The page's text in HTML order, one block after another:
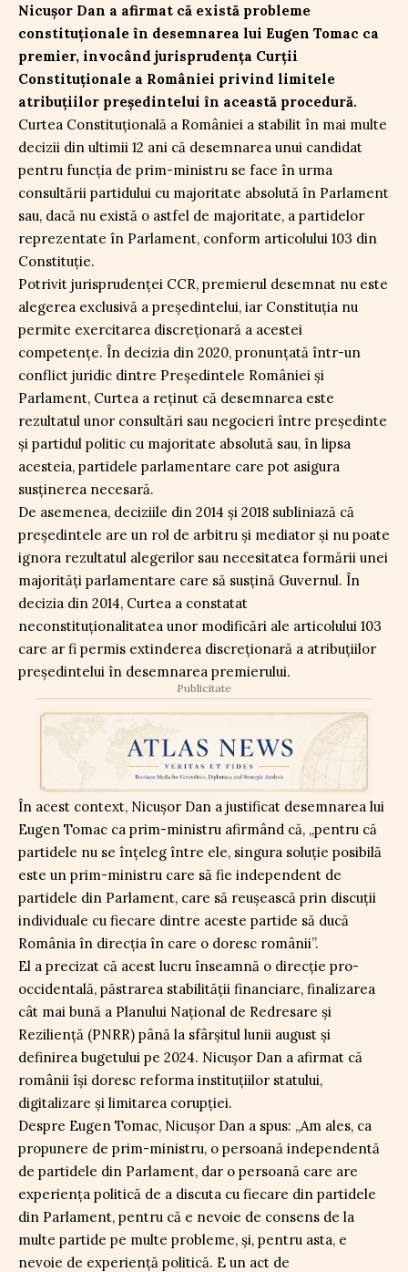
Nicușor Dan a afirmat că există probleme
constituționale în desemnarea lui Eugen Tomac ca
premier, invocând jurisprudența Curții
Constituționale a României privind limitele
atribuțiilor președintelui în această procedură.
Curtea Constituțională a României a stabilit în mai multe
decizii din ultimii 12 ani că desemnarea unui candidat
pentru funcția de prim-ministru se face în urma
consultării partidului cu majoritate absolută în Parlament
sau, dacă nu există o astfel de majoritate, a partidelor
reprezentate în Parlament, conform articolului 103 din
Constituție.
Potrivit jurisprudenței CCR, premierul desemnat nu este
alegerea exclusivă a președintelui, iar Constituția nu
permite exercitarea discreționară a acestei
competențe. În decizia din 2020, pronunțată într-un
conflict juridic dintre Președintele României și
Parlament, Curtea a reținut că desemnarea este
rezultatul unor consultări sau negocieri între președinte
și partidul politic cu majoritate absolută sau, în lipsa
acesteia, partidele parlamentare care pot asigura
susținerea necesară.
De asemenea, deciziile din 2014 și 2018 subliniază că
președintele are un rol de arbitru și mediator și nu poate
ignora rezultatul alegerilor sau necesitatea formării unei
majorități parlamentare care să susțină Guvernul. În
decizia din 2014, Curtea a constatat
neconstituționalitatea unor modificări ale articolului 103
care ar fi permis extinderea discreționară a atribuțiilor
președintelui în desemnarea premierului.
Publicitate
În acest context, Nicușor Dan a justificat desemnarea lui
Eugen Tomac ca prim-ministru afirmând că, „pentru că
partidele nu se înțeleg între ele, singura soluție posibilă
este un prim-ministru care să fie independent de
partidele din Parlament, care să reușească prin discuții
individuale cu fiecare dintre aceste partide să ducă
România în direcția în care o doresc românii”.
El a precizat că acest lucru înseamnă o direcție pro-
occidentală, păstrarea stabilității financiare, finalizarea
cât mai bună a Planului Național de Redresare și
Reziliență (PNRR) până la sfârșitul lunii august și
definirea bugetului pe 2024. Nicușor Dan a afirmat că
românii își doresc reforma instituțiilor statului,
digitalizare și limitarea corupției.
Despre Eugen Tomac, Nicușor Dan a spus: „Am ales, ca
propunere de prim-ministru, o persoană independentă
de partidele din Parlament, dar o persoană care are
experiența politică de a discuta cu fiecare din partidele
din Parlament, pentru că e nevoie de consens de la
multe partide pe multe probleme, și, pentru asta, e
nevoie de experiență politică. E un act de